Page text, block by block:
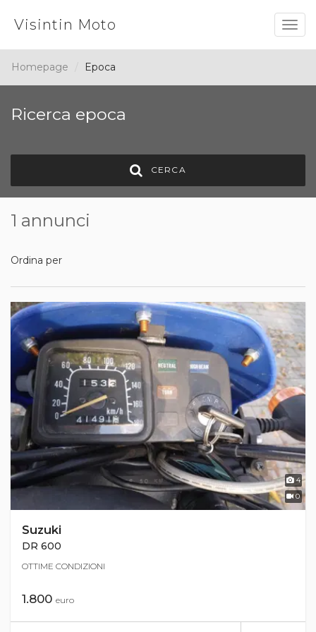
Visintin Moto
Homepage Epoca
Ricerca epoca
CERCA
1 annunci
Ordina per
4
0
Suzuki
DR 600
OTTIME CONDIZIONI
1.800 euro